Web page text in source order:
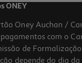
ONEY
Oney Auchan /
com o
de
depende do dia